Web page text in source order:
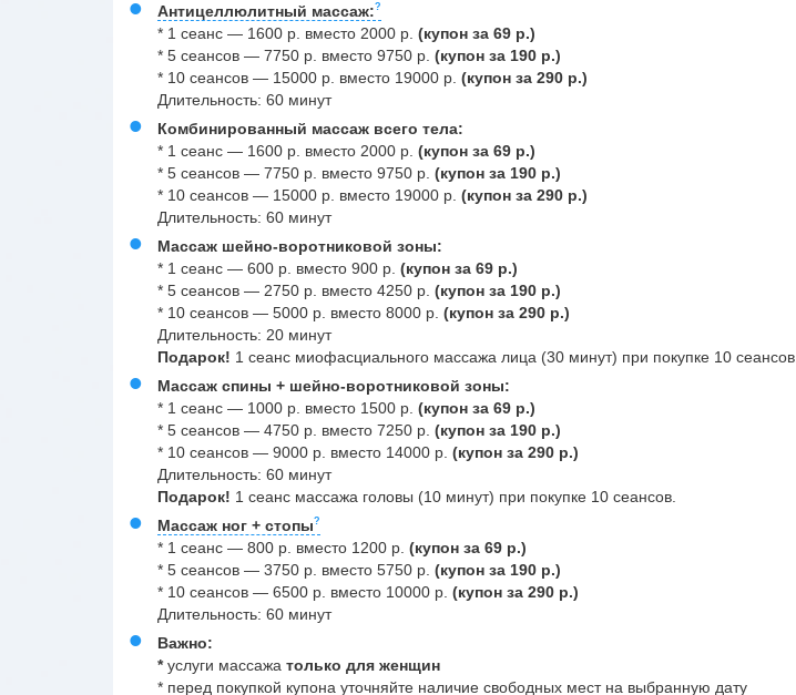
Антицеллюлитный массаж:
* 1 сеанс — 1600 р. вместо 2000 р. (купон за 69 р.)
* 5 сеансов — 7750 р. вместо 9750 р. (купон за 190 р.)
* 10 сеансов — 15000 р. вместо 19000 р. (купон за 290 р.)
Длительность: 60 минут
Комбинированный массаж всего тела:
* 1 сеанс — 1600 р. вместо 2000 р. (купон за 69 р.)
* 5 сеансов — 7750 р. вместо 9750 р. (купон за 190 р.)
* 10 сеансов — 15000 р. вместо 19000 р. (купон за 290 р.)
Длительность: 60 минут
Массаж шейно-воротниковой зоны:
* 1 сеанс — 600 р. вместо 900 р. (купон за 69 р.)
* 5 сеансов — 2750 р. вместо 4250 р. (купон за 190 р.)
* 10 сеансов — 5000 р. вместо 8000 р. (купон за 290 р.)
Длительность: 20 минут
Подарок! 1 сеанс миофасциального массажа лица (30 минут) при покупке 10 сеансов.
Массаж спины + шейно-воротниковой зоны:
* 1 сеанс — 1000 р. вместо 1500 р. (купон за 69 р.)
* 5 сеансов — 4750 р. вместо 7250 р. (купон за 190 р.)
* 10 сеансов — 9000 р. вместо 14000 р. (купон за 290 р.)
Длительность: 60 минут
Подарок! 1 сеанс массажа головы (10 минут) при покупке 10 сеансов.
Массаж ног + стопы
* 1 сеанс — 800 р. вместо 1200 р. (купон за 69 р.)
* 5 сеансов — 3750 р. вместо 5750 р. (купон за 190 р.)
* 10 сеансов — 6500 р. вместо 10000 р. (купон за 290 р.)
Длительность: 60 минут
Важно:
*услуги массажа только для женщин
* перед покупкой купона уточняйте наличие свободных мест на выбранную дату